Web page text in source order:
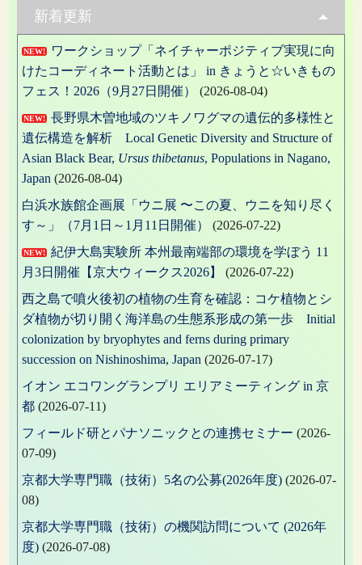
ー
シ
ョ
新着更新
NEW!
ワークショップ「ネイチャーポジティブ実現に向
けたコーディネート活動とは」 in きょうと☆いきもの
フェス！2026（9月27日開催）
(2026-08-04)
NEW!
長野県木曽地域のツキノワグマの遺伝的多様性と
遺伝構造を解析 Local Genetic Diversity and Structure of
Asian Black Bear, Ursus thibetanus, Populations in Nagano,
Japan (2026-08-04)
白浜水族館企画展「ウニ展 〜この夏、ウニを知り尽く
す～」（7月1日～1月11日開催）
(2026-07-22)
NEW!
紀伊大島実験所 本州最南端部の環境を学ぼう 11
月3日開催【京大ウィークス2026】
(2026-07-22)
西之島で噴火後初の植物の生育を確認：コケ植物とシ
ダ植物が切り開く海洋島の生態系形成の第一歩 Initial
colonization by bryophytes and ferns during primary
succession on Nishinoshima, Japan (2026-07-17)
イオン エコワングランプリ エリアミーティング in 京
都 (2026-07-11)
フィールド研とパナソニックとの連携セミナー (2026-
07-09)
京都大学専門職（技術）5名の公募(2026年度) (2026-07-
08)
京都大学専門職（技術）の機関訪問について (2026年
度) (2026-07-08)